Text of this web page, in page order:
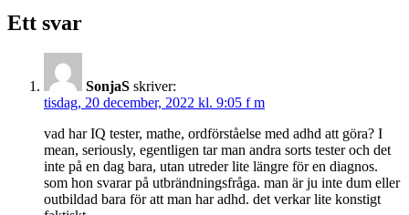
Ett svar
SonjaS skriver:
tisdag, 20 december, 2022 kl. 9:05 f m
vad har IQ tester, mathe, ordförståelse med adhd att göra? I
mean, seriously, egentligen tar man andra sorts tester och det
inte på en dag bara, utan utreder lite längre för en diagnos.
som hon svarar på utbrändningsfråga. man är ju inte dum eller
outbildad bara för att man har adhd. det verkar lite konstigt